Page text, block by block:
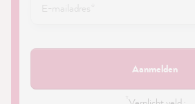
Aanmelden